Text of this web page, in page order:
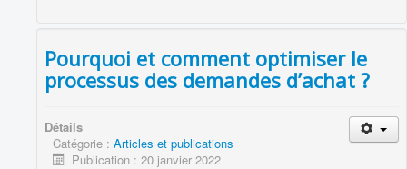
Pourquoi et comment optimiser le
processus des demandes d’achat ?
Détails
Catégorie : Articles et publications
Publication : 20 janvier 2022